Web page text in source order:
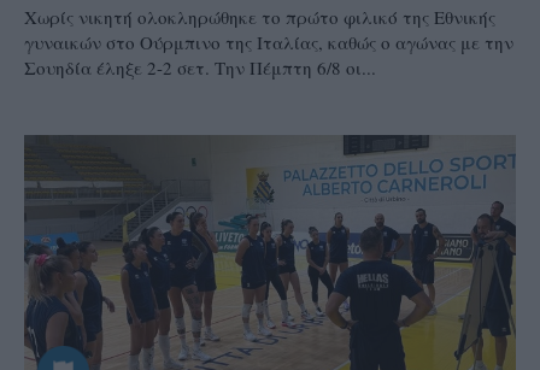
Χωρίς νικητή ολοκληρώθηκε το πρώτο φιλικό της Εθνικής
γυναικών στο Ούρμπινο της Ιταλίας, καθώς ο αγώνας με την
Σουηδία έληξε 2-2 σετ. Την Πέμπτη 6/8 οι...